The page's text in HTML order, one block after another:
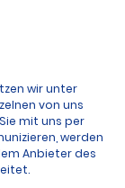
wir unter
von uns
mit uns per
werden
Anbieter des